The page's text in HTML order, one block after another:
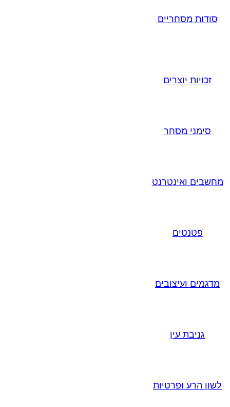
סודות מסחריים
זכויות יוצרים
סימני מסחר
מחשבים ואינטרנט
פטנטים
מדגמים ועיצובים
גניבת עין
לשון הרע ופרטיות